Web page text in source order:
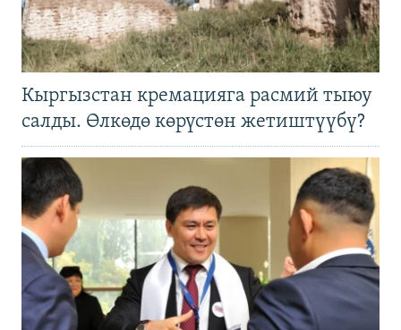
Кыргызстан кремацияга расмий тыюу
салды. Өлкөдө көрүстөн жетиштүүбү?